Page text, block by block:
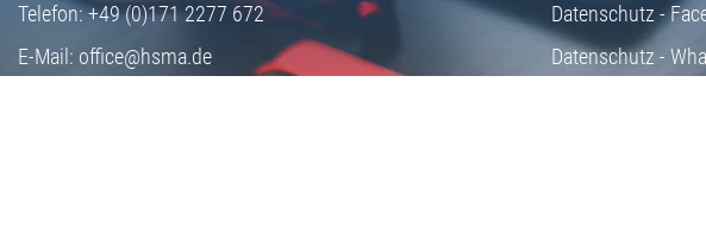
Telefon:+49 (0)171 2277 672
E-Mail: office@hsma.de
Datenschutz -
Datenschutz -